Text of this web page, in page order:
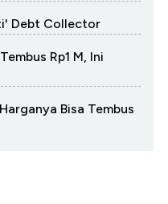
Debt Collector
Rp1 M, Ini
Bisa Tembus